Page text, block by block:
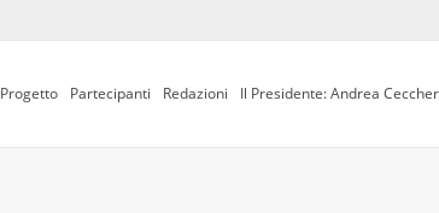
Progetto Partecipanti Redazioni Il Presidente: Andrea